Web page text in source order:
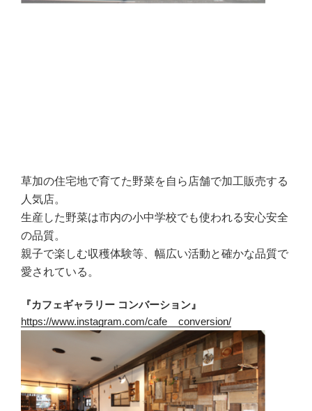
草加の住宅地で育てた野菜を自ら店舗で加工販売する
人気店。
生産した野菜は市内の小中学校でも使われる安心安全
の品質。
親子で楽しむ収穫体験等、幅広い活動と確かな品質で
愛されている。
『カフェギャラリー コンバーション』
https://www.instagram.com/cafe__conversion/